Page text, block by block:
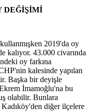
DEĞİŞİMİ
2019'da oy
kalıyor. 43.000 civarında
oy farkına
kalesinde yapılan
Başka bir deyişle
İmamoğlu'na bu
olabilir. Bunlara
Kadıköy'den diğer ilçelere